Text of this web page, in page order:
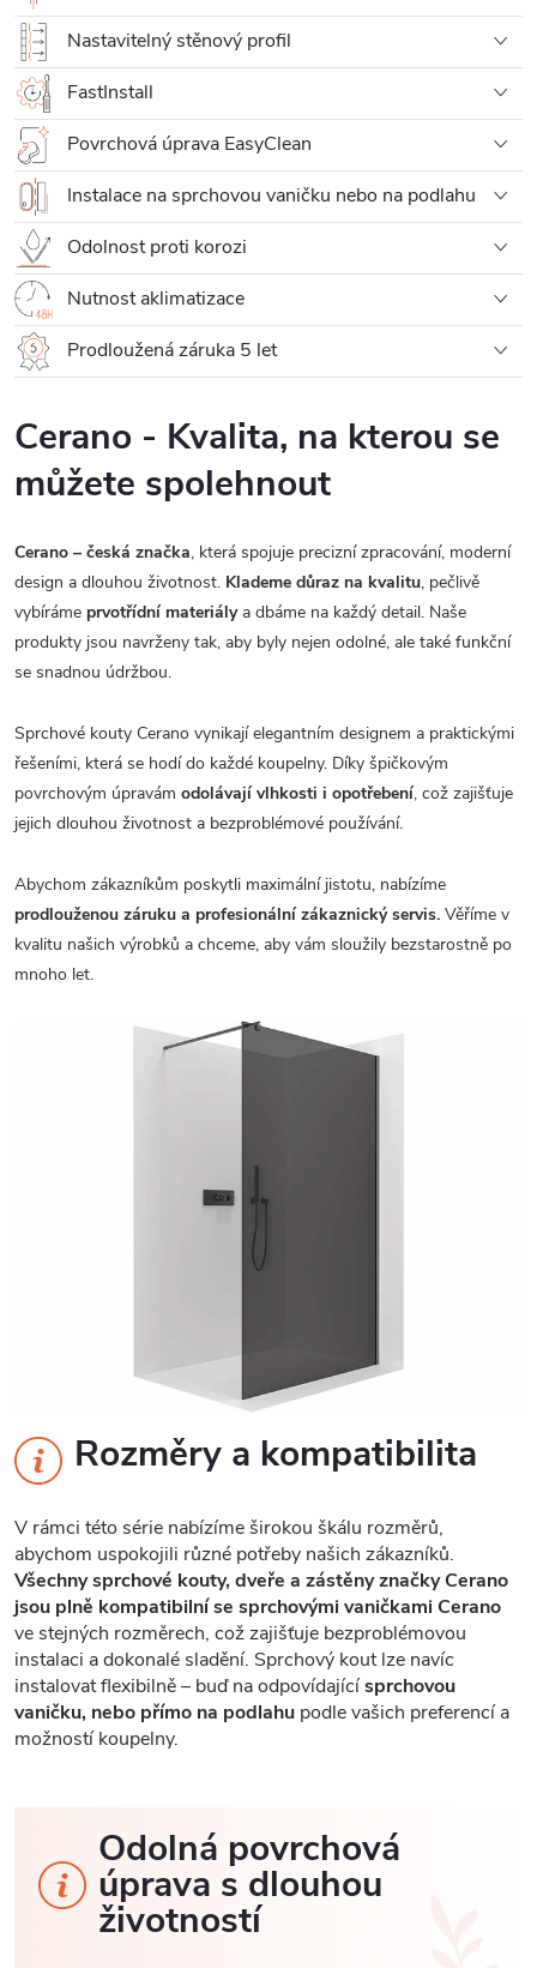
Nastavitelný stěnový profil
FastInstall
Povrchová úprava EasyClean
Instalace na sprchovou vaničku nebo na podlahu
Odolnost proti korozi
Nutnost aklimatizace
Prodloužená záruka 5 let
Cerano - Kvalita, na kterou se
můžete spolehnout
Cerano – česká značka, která spojuje precizní zpracování, moderní
design a dlouhou životnost. Klademe důraz na kvalitu, pečlivě
vybíráme prvotřídní materiálya dbáme na každý detail. Naše
produkty jsou navrženy tak, aby byly nejen odolné, ale také funkční
se snadnou údržbou.
Sprchové kouty Cerano vynikají elegantním designem a praktickými
řešeními, která se hodí do každé koupelny. Díky špičkovým
povrchovým úpravám odolávají vlhkosti i opotřebení, což zajišťuje
jejich dlouhou životnost a bezproblémové používání.
Abychom zákazníkům poskytli maximální jistotu, nabízíme
prodlouženou záruku a profesionální zákaznický servis. Věříme v
kvalitu našich výrobků a chceme, aby vám sloužily bezstarostně po
mnoho let.
Rozměry a kompatibilita
V rámci této série nabízíme širokou škálu rozměrů,
abychom uspokojili různé potřeby našich zákazníků.
Všechny sprchové kouty, dveře a zástěny značky Cerano
jsou plně kompatibilní se sprchovými vaničkami Cerano
ve stejných rozměrech, což zajišťuje bezproblémovou
instalaci a dokonalé sladění. Sprchový kout lze navíc
instalovat flexibilně – buď na odpovídajícísprchovou
vaničku, nebo přímo na podlahu podle vašich preferencí a
možností koupelny.
Odolná povrchová
úprava s dlouhou
životností